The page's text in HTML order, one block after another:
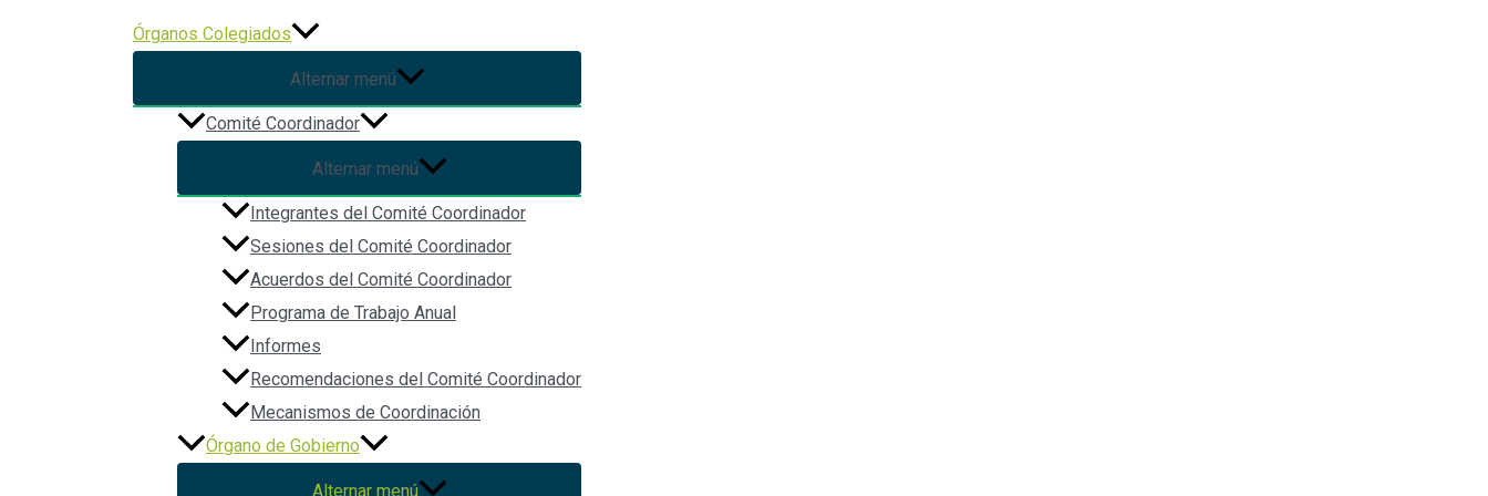
Órganos Colegiados
Alternar menú
Comité Coordinador
Alternar menú
Integrantes del Comité Coordinador
Sesiones del Comité Coordinador
Acuerdos del Comité Coordinador
Programa de Trabajo Anual
Informes
Recomendaciones del Comité Coordinador
Mecanismos de Coordinación
Órgano de Gobierno
Alternar menú
Órgano de Gobierno
Órgano de Gobiernoes la Máxima instancia de decisión de la Secretaria Ejecutiva del Sistema Estatal Anticorrupción de Jalisco
Expedir y aprobar el Estatuto Orgánico de la Secretaría Ejecutiva
La celebración de convenios con los órganos del Sistema Nacional Anticorrupción
Nombrar y remover a él Secretario Técnico